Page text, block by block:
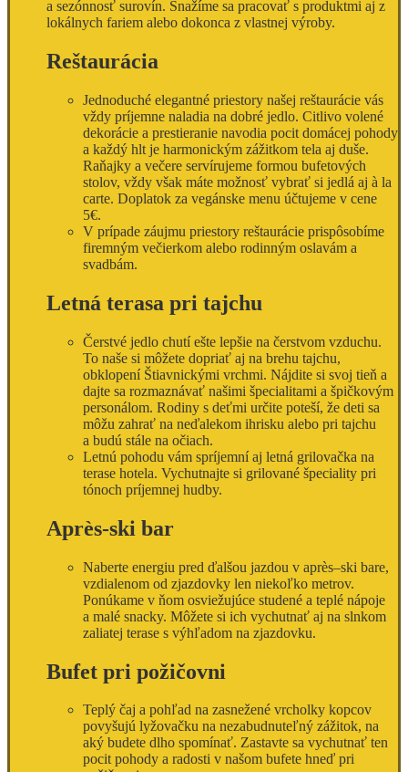
a sezónnosť surovín. Snažíme sa pracovať s produktmi aj z
lokálnych fariem alebo dokonca z vlastnej výroby.
Reštaurácia
Jednoduché elegantné priestory našej reštaurácie vás
vždy príjemne naladia na dobré jedlo. Citlivo volené
dekorácie a prestieranie navodia pocit domácej pohody
a každý hlt je harmonickým zážitkom tela aj duše.
Raňajky a večere servírujeme formou bufetových
stolov, vždy však máte možnosť vybrať si jedlá aj à la
carte. Doplatok za vegánske menu účtujeme v cene
5€.
V prípade záujmu priestory reštaurácie prispôsobíme
firemným večierkom alebo rodinným oslavám a
svadbám.
Letná terasa pri tajchu
Čerstvé jedlo chutí ešte lepšie na čerstvom vzduchu.
To naše si môžete dopriať aj na brehu tajchu,
obklopení Štiavnickými vrchmi. Nájdite si svoj tieň a
dajte sa rozmaznávať našimi špecialitami a špičkovým
personálom. Rodiny s deťmi určite poteší, že deti sa
môžu zahrať na neďalekom ihrisku alebo pri tajchu
a budú stále na očiach.
Letnú pohodu vám spríjemní aj letná grilovačka na
terase hotela. Vychutnajte si grilované špeciality pri
tónoch príjemnej hudby.
Après-ski bar
Naberte energiu pred ďalšou jazdou v après–ski bare,
vzdialenom od zjazdovky len niekoľko metrov.
Ponúkame v ňom osviežujúce studené a teplé nápoje
a malé snacky. Môžete si ich vychutnať aj na slnkom
zaliatej terase s výhľadom na zjazdovku.
Bufet pri požičovni
Teplý čaj a pohľad na zasnežené vrcholky kopcov
povyšujú lyžovačku na nezabudnuteľný zážitok, na
aký budete dlho spomínať. Zastavte sa vychutnať ten
pocit pohody a radosti v našom bufete hneď pri